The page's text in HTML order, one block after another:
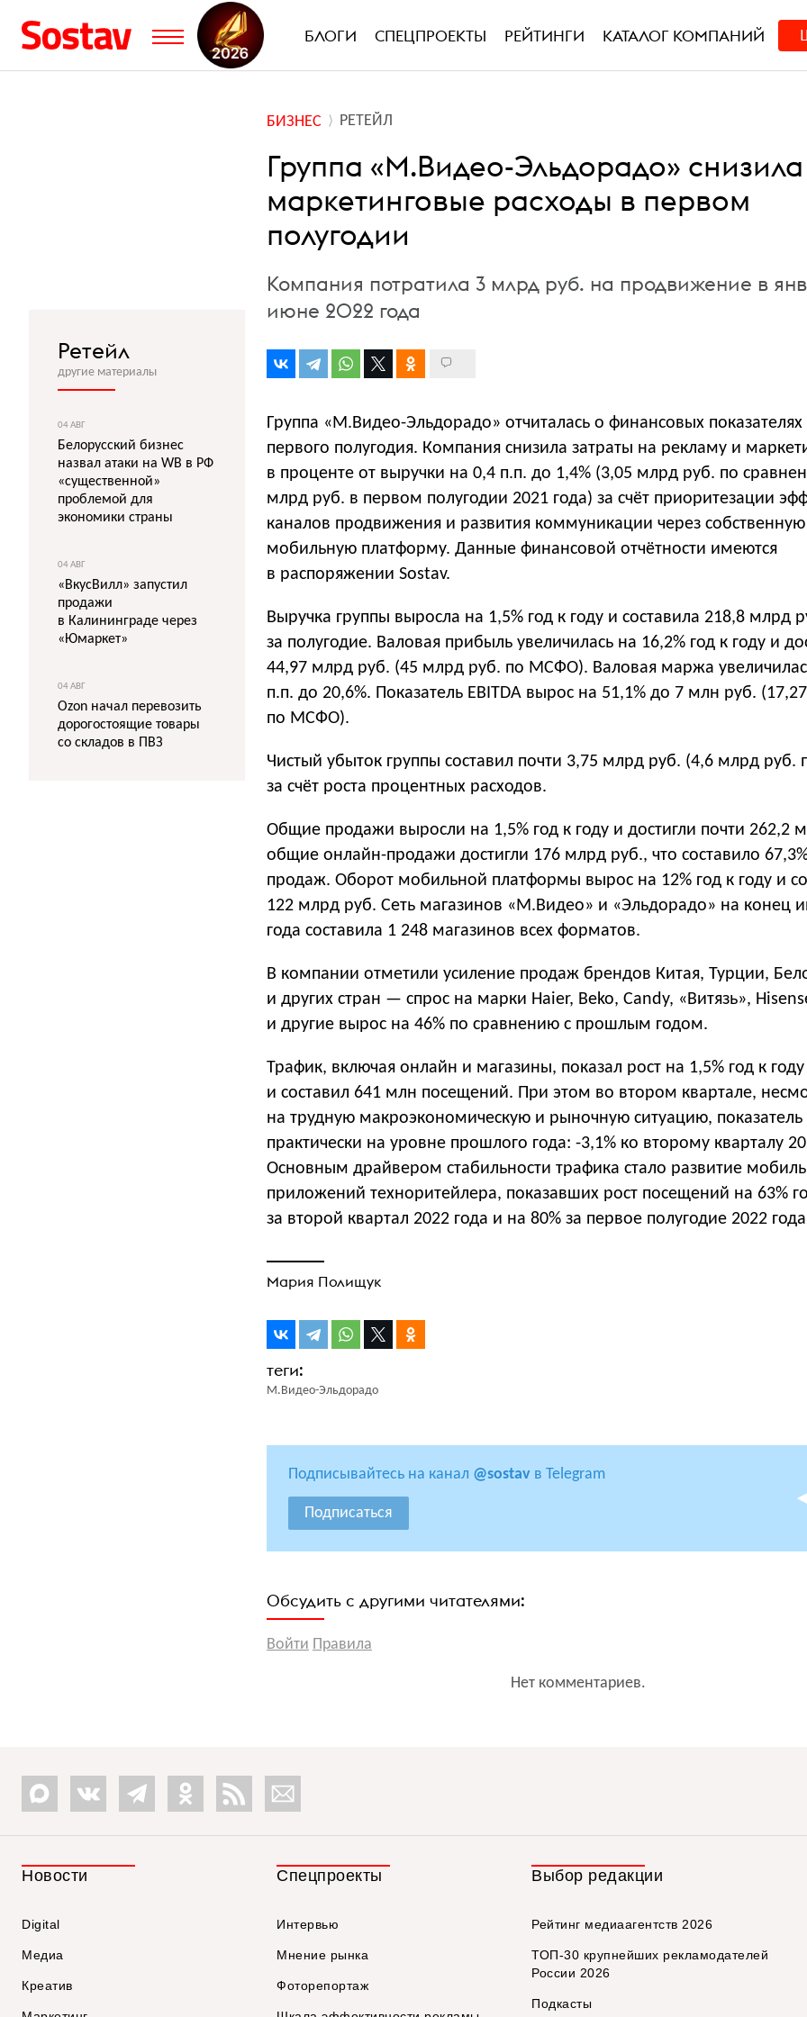
БЛОГИ СПЕЦПРОЕКТЫ РЕЙТИНГИ КАТАЛОГ КОМПАНИЙ
БИЗНЕС РЕТЕЙЛ
Группа «М.Видео-Эльдорадо» снизила
маркетинговые расходы в первом
полугодии
Компания потратила 3 млрд руб. на продвижение в
июне 2022 года
Группа «М.Видео-Эльдорадо» отчиталась о финансовых
первого полугодия. Компания снизила затраты на рекламу и
в проценте от выручки на 0,4 п.п. до 1,4% (3,05 млрд руб. по
млрд руб. в первом полугодии 2021 года) за счёт приоритезации
каналов продвижения и развития коммуникации через собственную
мобильную платформу. Данные финансовой отчётности имеются
в распоряжении Sostav.
Выручка группы выросла на 1,5% год к году и составила 218,8 млрд
за полугодие. Валовая прибыль увеличилась на 16,2% год к году и
44,97 млрд руб. (45 млрд руб. по МСФО). Валовая маржа
п.п. до 20,6%. Показатель EBITDA вырос на 51,1% до 7 млн руб.
по МСФО).
Чистый убыток группы составил почти 3,75 млрд руб. (4,6 млрд
за счёт роста процентных расходов.
Общие продажи выросли на 1,5% год к году и достигли почти 262,2
общие онлайн-продажи достигли 176 млрд руб., что составило
продаж. Оборот мобильной платформы вырос на 12% год к году и
122 млрд руб. Сеть магазинов «М.Видео» и «Эльдорадо» на конец
года составила 1 248 магазинов всех форматов.
В компании отметили усиление продаж брендов Китая, Турции,
и других стран — спрос на марки Haier, Beko, Candy, «Витязь»,
и другие вырос на 46% по сравнению с прошлым годом.
Трафик, включая онлайн и магазины, показал рост на 1,5% год к году
и составил 641 млн посещений. При этом во втором квартале,
на трудную макроэкономическую и рыночную ситуацию, показатель
практически на уровне прошлого года: -3,1% ко второму кварталу
Основным драйвером стабильности трафика стало развитие
приложений техноритейлера, показавших рост посещений на 63%
за второй квартал 2022 года и на 80% за первое полугодие 2022
Мария Полищук
М.Видео-Эльдорадо
Подписывайтесь на канал @sostav в Telegram
Подписаться
Обсудить с другими читателями:
Войти Правила
Нет комментариев.
Ретейл
другие материалы
04 АВГ
Белорусский бизнес
назвал атаки на WB в РФ
«существенной»
проблемой для
экономики страны
04 АВГ
«ВкусВилл» запустил
продажи
в Калининграде через
«Юмаркет»
04 АВГ
Ozon начал перевозить
дорогостоящие товары
со складов в ПВЗ
Новости
Digital
Медиа
Креатив
Спецпроекты
Интервью
Мнение рынка
Фоторепортаж
Выбор редакции
Рейтинг медиаагентств 2026
ТОП-30 крупнейших рекламодателей
России 2026
Подкасты